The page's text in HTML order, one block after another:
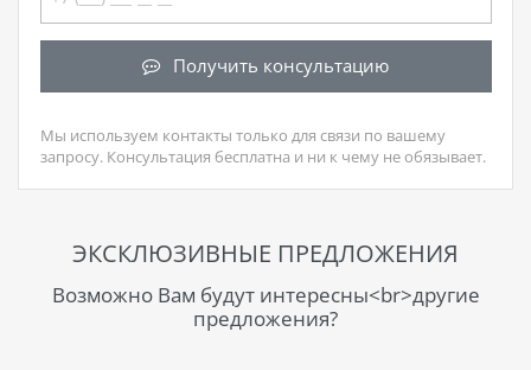
Получить консультацию
Мы используем контакты только для связи по вашему
запросу. Консультация бесплатна и ни к чему не обязывает.
ЭКСКЛЮЗИВНЫЕ ПРЕДЛОЖЕНИЯ
Возможно Вам будут интересны<br>другие
предложения?